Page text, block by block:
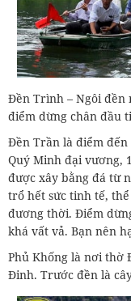
Đền Trình – Ngôi đền
điểm dừng chân đầu
Đền Trần là điểm
Quý Minh đại vương,
được xây bằng đá từ
trổ hết sức tinh tế,
đương thời. Điểm
khá vất vả. Bạn nên
Phủ Khống là nơi thờ
Đinh. Trước đền là